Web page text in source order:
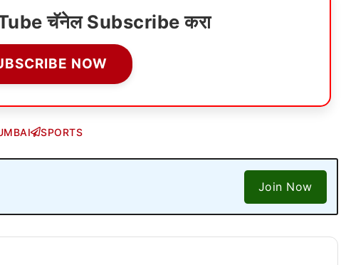
चॅनेल Subscribe करा
NOW
SPORTS
Join Now